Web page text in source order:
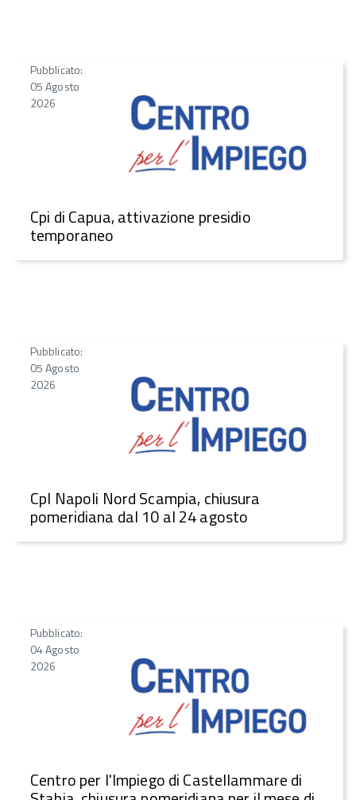
Pubblicato:
05 Agosto
2026
Cpi di Capua, attivazione presidio
temporaneo
Pubblicato:
05 Agosto
2026
CpI Napoli Nord Scampia, chiusura
pomeridiana dal 10 al 24 agosto
Pubblicato:
04 Agosto
2026
Centro per l'Impiego di Castellammare di